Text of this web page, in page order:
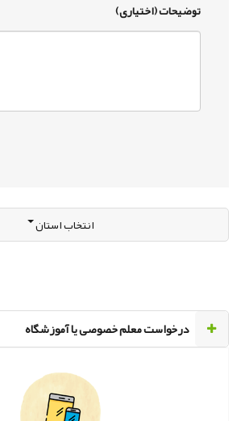
توضیحات (اختیاری)
انتخاب استان
‌درخواست معلم خصوصی یا آموزشگاه